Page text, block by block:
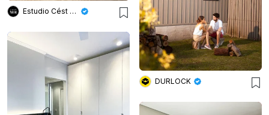
Estudio Cést Moi
DURLOCK